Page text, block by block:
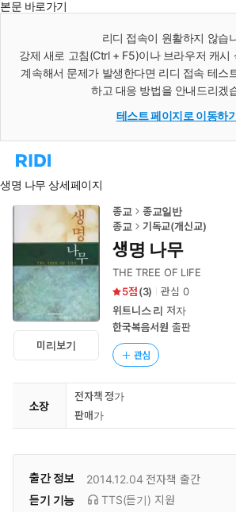
본문 바로가기
리디 접속이 원활하지 않습
강제 새로 고침(Ctrl + F5)이나 브라우저 캐시
계속해서 문제가 발생한다면 리디 접속 테스
하고 대응 방법을 안내드리겠
테스트 페이지로 이동하
리
홈
로
생명 나무 상세페이지
미리보기
종교
종교일반
종교
기독교(개신교)
생명 나무
THE TREE OF LIFE
5
(3) 관심 0
위트니스 리 저자
한국복음서원 출판
관심
소장
전자책 정가
판매가
출간 정보 2014.12.04 전자책 출간
듣기 기능
TTS(듣기) 지원